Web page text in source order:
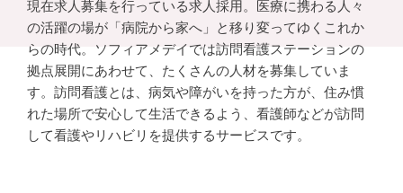
現在求人募集を行っている求人採用。医療に携わる人々
の活躍の場が「病院から家へ」と移り変ってゆくこれか
らの時代。ソフィアメデイでは訪問看護ステーションの
拠点展開にあわせて、たくさんの人材を募集していま
す。訪問看護とは、病気や障がいを持った方が、住み慣
れた場所で安心して生活できるよう、看護師などが訪問
して看護やリハビリを提供するサービスです。